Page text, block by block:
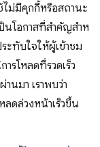
ม่มีคุกกี้หรือสถานะ
นโอกาสที่สำคัญสําห
ะทับใจให้ผู้เข้าชม
รโหลดที่รวดเร็ว
นมา เราพบว่า
ดล่วงหน้าเร็วขึ้น